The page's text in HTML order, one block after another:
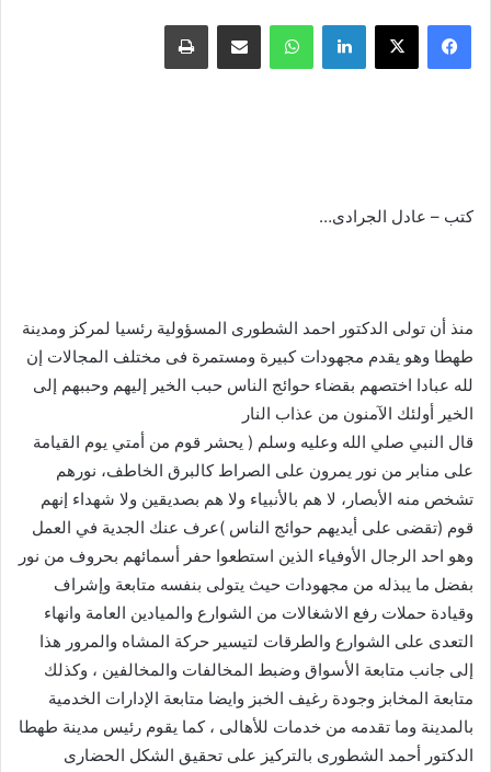
فيسبوك X لينكدإن واتساب مشاركة عبر البريد طباعة
كتب – عادل الجرادى…
منذ أن تولى الدكتور احمد الشطورى المسؤولية رئسيا لمركز ومدينة
طهطا وهو يقدم مجهودات كبيرة ومستمرة فى مختلف المجالات إن
لله عبادا اختصهم بقضاء حوائج الناس حبب الخير إليهم وحببهم إلى
الخير أولئك الآمنون من عذاب النار
قال النبي صلي الله وعليه وسلم ( يحشر قوم من أمتي يوم القيامة
على منابر من نور يمرون على الصراط كالبرق الخاطف، نورهم
تشخص منه الأبصار، لا هم بالأنبياء ولا هم بصديقين ولا شهداء إنهم
قوم (تقضى على أيديهم حوائج الناس )عرف عنك الجدية في العمل
وهو احد الرجال الأوفياء الذين استطعوا حفر أسمائهم بحروف من نور
بفضل ما يبذله من مجهودات حيث يتولى بنفسه متابعة وإشراف
وقيادة حملات رفع الاشغالات من الشوارع والميادين العامة وانهاء
التعدى على الشوارع والطرقات لتيسير حركة المشاه والمرور هذا
إلى جانب متابعة الأسواق وضبط المخالفات والمخالفين ، وكذلك
متابعة المخابز وجودة رغيف الخبز وايضا متابعة الإدارات الخدمية
بالمدينة وما تقدمه من خدمات للأهالى ، كما يقوم رئيس مدينة طهطا
الدكتور أحمد الشطورى بالتركيز على تحقيق الشكل الحضارى